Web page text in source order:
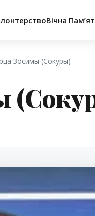
Вічна
Зосимы (Сокуры)